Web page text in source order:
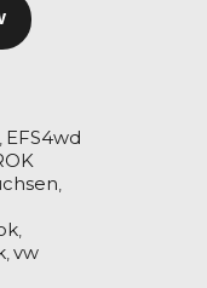
, EFS4wd
,
,
,vw